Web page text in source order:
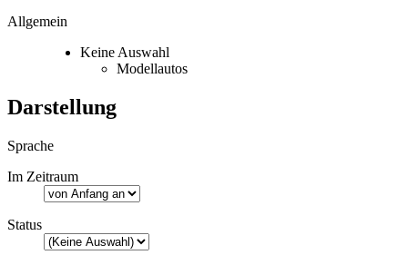
Allgemein
Keine Auswahl
Modellautos
Darstellung
Sprache
Im Zeitraum
Status